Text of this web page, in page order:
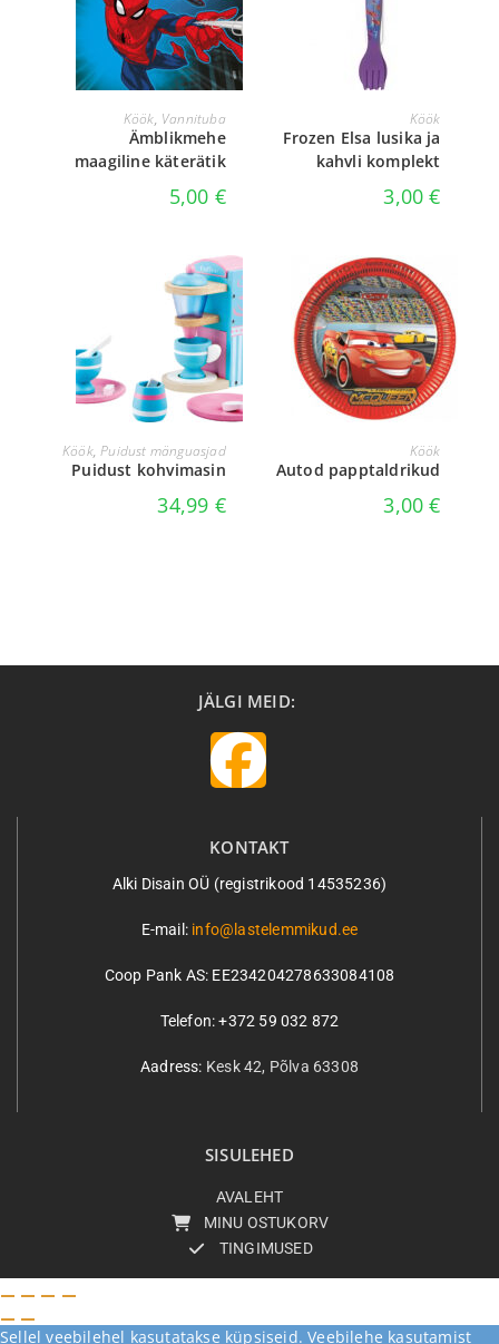
LOE EDASI
Köök, Vannituba
Ämblikmehe
maagiline käterätik
5,00 €
Köök
Frozen Elsa lusika ja
kahvli komplekt
3,00€
LISA KORVI
Köök,Puidust mänguasjad
Puidust kohvimasin
34,99 €
Köök
Autod papptaldrikud
3,00€
SISULEHED
AVALEHT
MINU OSTUKORV
TINGIMUSED
KONTAKT
Alki Disain OÜ (registrikood 14535236)
E-mail: info@lastelemmikud.ee
Coop Pank AS: EE234204278633084108
Telefon: +372 59 032 872
Aadress: Kesk 42, Põlva 63308
JÄLGI MEID:
Sellel veebilehel kasutatakse küpsiseid. Veebilehe kasutamist